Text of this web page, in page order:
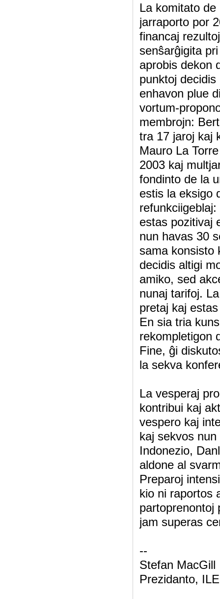
La komitato
jarraporto por
financaj
senŝarĝigita
aprobis dekon
punktoj
enhavon plue
vortum-
membrojn:
tra 17 jaroj kaj
Mauro La
2003 kaj
fondinto de la
estis la eksigo
estas pozitivaj
nun havas 30
sama konsisto
decidis altigi
amiko, sed
nunaj tarifoj.
pretaj kaj
En sia tria
rekompletigon
Fine, ĝi
la sekva
La vesperaj
kontribui kaj
vespero kaj
kaj sekvos
Indonezio,
aldone al
Preparoj
kio ni raportos
partoprenontoj
jam superas
--
Stefan MacGill
Prezidanto,